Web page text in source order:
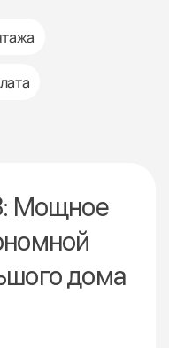
Мощное
дома